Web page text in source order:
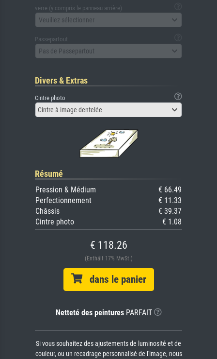
verre (y compris le panneau arrière)
Veuillez sélectionner
Passepartout
Pas de Passepartout
Divers & Extras
Cintre photo
Cintre à image dentelée
Résumé
Pression & Médium
€ 66.49
Perfectionnement
€ 11.33
Châssis
€ 39.37
Cintre photo
€ 1.08
€ 118.26
(Enthält 17% MwSt.)
dans le panier
Netteté des peinturesPARFAIT
Si vous souhaitez des ajustements de luminosité et de
couleur, ou un recadrage personnalisé de l'image, nous